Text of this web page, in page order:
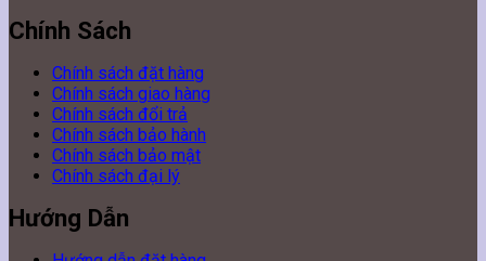
Chính Sách
Chính sách đặt hàng
Chính sách giao hàng
Chính sách đổi trả
Chính sách bảo hành
Chính sách bảo mật
Chính sách đại lý
Hướng Dẫn